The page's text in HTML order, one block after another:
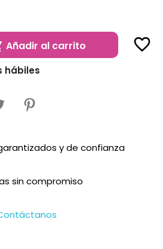
Añadir al carrito favorite_border
hábiles
y de confianza
sin compromiso